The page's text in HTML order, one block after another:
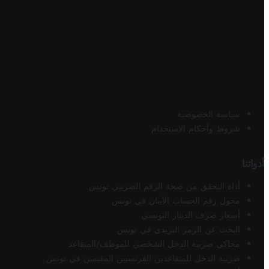
سياسة الخصوصية
شروط وأحكام الاستخدام
أدواتنا
أداة التحقق من صحة الرقم الضريبي تونس
محول رقم الحساب الآيبان في تونس
أسعار صرف الدينار التونسي
البحث عن الرمز البريدي في تونس
محاكي ضريبة الدخل الشخصي للموظف/المتقاعد
ضريبة الدخل للمتقاعدين الفرنسيين المقيمين في تونس